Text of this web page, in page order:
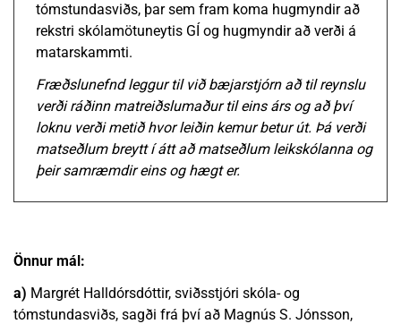
tómstundasviðs, þar sem fram koma hugmyndir að
rekstri skólamötuneytis GÍ og hugmyndir að verði á
matarskammti.
Fræðslunefnd leggur til við bæjarstjórn að til reynslu
verði ráðinn matreiðslumaður til eins árs og að því
loknu verði metið hvor leiðin kemur betur út. Þá verði
matseðlum breytt í átt að matseðlum leikskólanna og
þeir samræmdir eins og hægt er.
Önnur mál:
a) Margrét Halldórsdóttir, sviðsstjóri skóla- og
tómstundasviðs, sagði frá því að Magnús S. Jónsson,